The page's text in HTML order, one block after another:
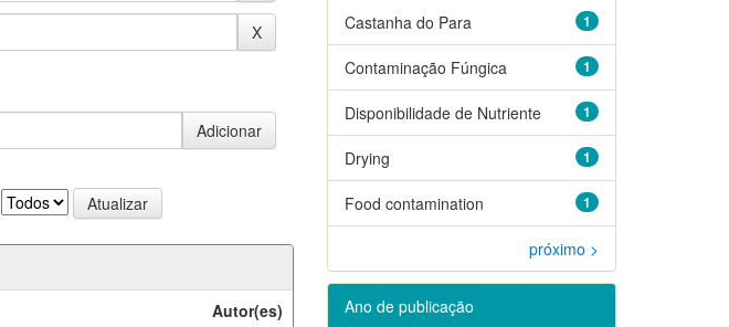
Autor(es)
1
Castanha do Para
1
Contaminação Fúngica
1
Disponibilidade de Nutriente
1
Drying
1
Food contamination
próximo >
Ano de publicação